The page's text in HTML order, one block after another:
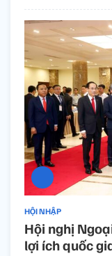
HỘI NHẬP
Hội nghị
lợi ích quốc